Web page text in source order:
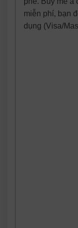
miễn phí, bạn
dụng (Visa/